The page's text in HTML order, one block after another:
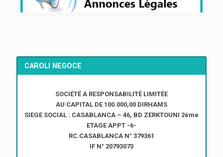
CAROLI NEGOCE
SOCIÉTÉ A RESPONSABILITÉ LIMITÉE
AU CAPITAL DE 100.000,00 DIRHAMS
SIEGE SOCIAL : CASABLANCA – 46, BD ZERKTOUNI 2éme
ETAGE APPT -6-
RC.CASABLANCA N° 379361
IF N° 20793073